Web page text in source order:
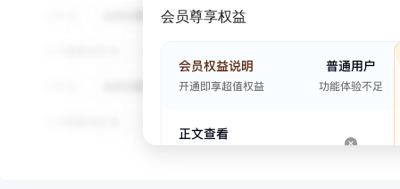
会员尊享权益